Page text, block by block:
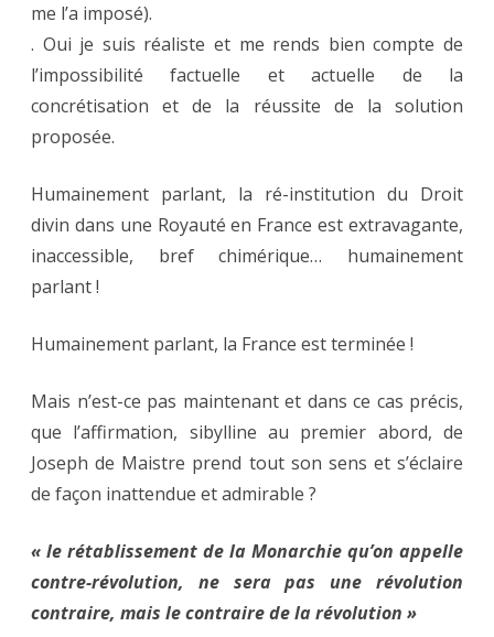
me l’a imposé).
. Oui je suis réaliste et me rends bien compte de
l’impossibilité factuelle et actuelle de la
concrétisation et de la réussite de la solution
proposée.
Humainement parlant, la ré-institution du Droit
divin dans une Royauté en France est extravagante,
inaccessible, bref chimérique… humainement
parlant !
Humainement parlant, la France est terminée !
Mais n’est-ce pas maintenant et dans ce cas précis,
que l’affirmation, sibylline au premier abord, de
Joseph de Maistre prend tout son sens et s’éclaire
de façon inattendue et admirable ?
« le rétablissement de la Monarchie qu’on appelle
contre-révolution, ne sera pas une révolution
contraire, mais le contraire de la révolution »